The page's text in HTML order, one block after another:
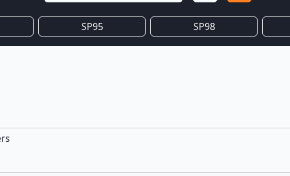
SP95 SP98